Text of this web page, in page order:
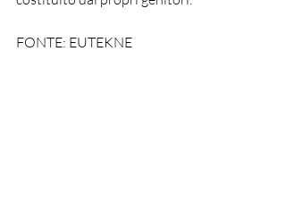
FONTE: EUTEKNE